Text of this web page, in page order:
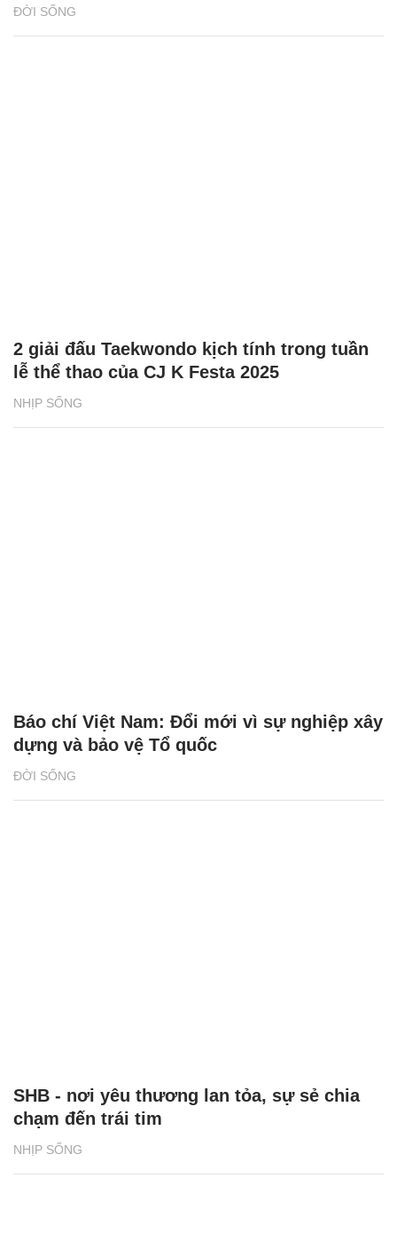
ĐỜI SỐNG
NHỊP SỐNG
2 giải đấu Taekwondo kịch tính trong tuần
lễ thể thao của CJ K Festa 2025
ĐỜI SỐNG
Báo chí Việt Nam: Đổi mới vì sự nghiệp xây
dựng và bảo vệ Tổ quốc
NHỊP SỐNG
SHB - nơi yêu thương lan tỏa, sự sẻ chia
chạm đến trái tim